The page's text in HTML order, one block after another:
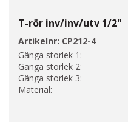
T-rör inv/inv/utv 1/2"
Artikelnr: CP212-4
Gänga storlek 1:
Gänga storlek 2:
Gänga storlek 3:
Material: